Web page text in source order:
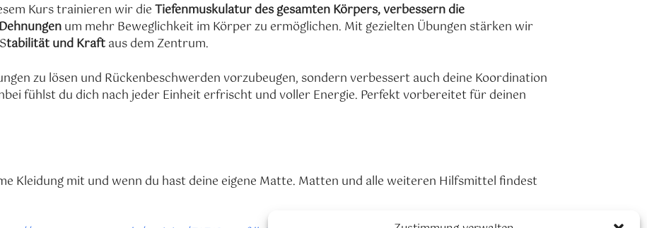
Kurs trainieren wir dieTiefenmuskulatur des gesamten Körpers, verbessern die
um mehr Beweglichkeit im Körper zu ermöglichen. Mit gezielten Übungen stärken wir
tabilität und Kraftaus dem Zentrum.
zu lösen und Rückenbeschwerden vorzubeugen, sondern verbessert auch deine Koordination
fühlst du dich nach jeder Einheit erfrischt und voller Energie. Perfekt vorbereitet für deinen
Kleidung mit und wenn du hast deine eigene Matte. Matten und alle weiteren Hilfsmittel findest